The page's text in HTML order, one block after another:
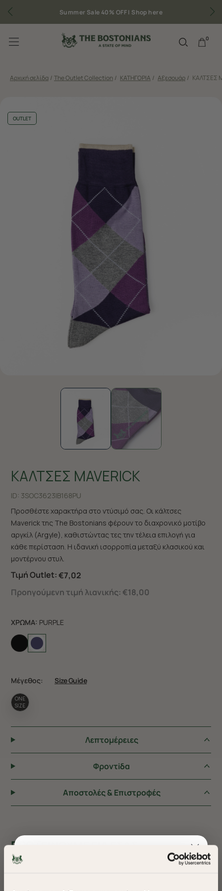
Summer Sale 40% OFF |Shop here
0
Αρχική σελίδα / The Outlet Collection / ΚΑΤΗΓΟΡΙΑ / Αξεσουάρ / ΚΑΛΤΣΕΣ
OUTLET
ΚΑΛΤΣΕΣ MAVERICK
ID: 3SOC3623|B168PU
Προσθέστε χαρακτήρα στο ντύσιμό σας. Οι κάλτσες
Maverick της The Bostonians φέρουν το διαχρονικό μοτίβο
αργκίλ (Argyle), καθιστώντας τες την τέλεια επιλογή για
κάθε περίσταση. Η ιδανική ισορροπία μεταξύ κλασικού και
μοντέρνου στυλ.
Τιμή Outlet:€7,02
Προηγούμενη τιμή λιανικής: €18,00
ΧΡΩΜΑ: PURPLE
Μέγεθος: Size Guide
ONE
SIZE
Λεπτομέρειες
Φροντiδα
Αποστολές & Επιστροφές
ΠΡΟΤΕΙΝΟΥΜΕ ΓΙΑ ΕΣΑΣ